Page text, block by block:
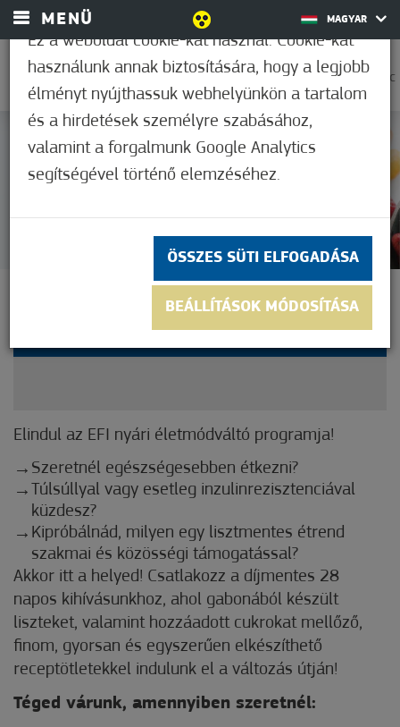
MENÜ MAGYAR
0
18,9°C
Nem értékelt
28 NAPOS LISZTMENTES
KIHÍVÁS MÓRAHALMON!
Elindul az EFI nyári életmódváltó programja!
Szeretnél egészségesebben étkezni?
Túlsúllyal vagy esetleg inzulinrezisztenciával
küzdesz?
Kipróbálnád, milyen egy lisztmentes étrend
szakmai és közösségi támogatással?
Akkor itt a helyed! Csatlakozz a díjmentes 28
napos kihívásunkhoz, ahol gabonából készült
liszteket, valamint hozzáadott cukrokat mellőző,
finom, gyorsan és egyszerűen elkészíthető
receptötletekkel indulunk el a változás útján!
Téged várunk, amennyiben szeretnél:
Ez a weboldal cookie-kat használ. Cookie-kat
használunk annak biztosítására, hogy a legjobb
élményt nyújthassuk webhelyünkön a tartalom
és a hirdetések személyre szabásához,
valamint a forgalmunk Google Analytics
segítségével történő elemzéséhez.
ÖSSZES SÜTI ELFOGADÁSA
BEÁLLÍTÁSOK MÓDOSÍTÁSA